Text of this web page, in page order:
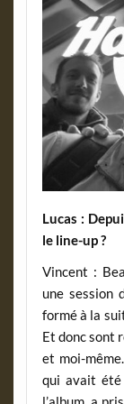
Lucas :
le line-up ?
Vincent :
une session
formé à la
Et donc sont
et moi-
qui avait été